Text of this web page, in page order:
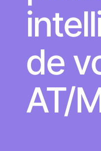
de
AT/